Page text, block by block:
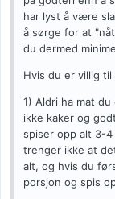
har lyst å være
å sørge for at
du dermed
Hvis du er villig
1) Aldri ha mat
ikke kaker og
spiser opp alt 3-
trenger ikke at
alt, og hvis du
porsjon og spis